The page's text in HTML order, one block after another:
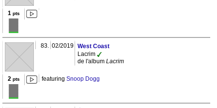
1 pts
83. 02/2019 West Coast
Lacrim
de l'album Lacrim
2 pts featuring Snoop Dogg